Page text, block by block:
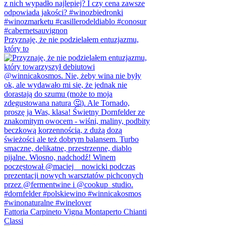
Przyznaję, że nie podzielałem entuzjazmu,
który to
Fattoria Carpineto Vigna Montaperto Chianti
Classi